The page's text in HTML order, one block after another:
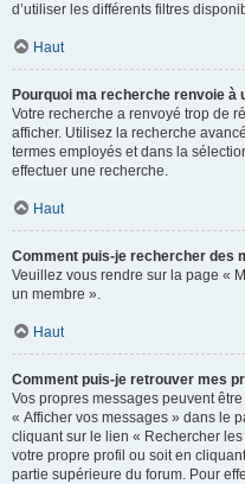
d’utiliser les différents filtres
Haut
Pourquoi ma recherche renvoie à
Votre recherche a renvoyé trop de
afficher. Utilisez la recherche
termes employés et dans la
effectuer une recherche.
Haut
Comment puis-je rechercher des
Veuillez vous rendre sur la page «
un membre ».
Haut
Comment puis-je retrouver mes
Vos propres messages peuvent
« Afficher vos messages » dans le
cliquant sur le lien « Rechercher
votre propre profil ou soit en
partie supérieure du forum. Pour